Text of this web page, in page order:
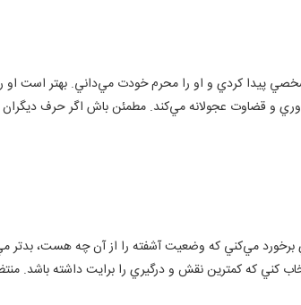
پيدا كردي و او را محرم خودت مي‌داني. بهتر است او را
و قضاوت عجولانه مي‌كند. مطمئن باش اگر حرف
مي‌كني كه وضعيت آشفته را از آن چه هست، بدتر
كني كه كمترين نقش و درگيري را برايت داشته باشد.